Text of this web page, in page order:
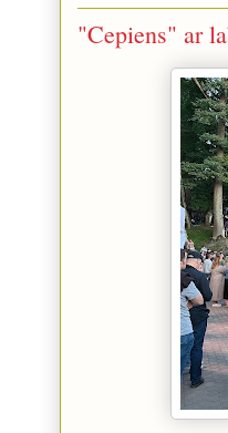
"Cepiens" ar